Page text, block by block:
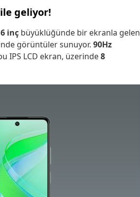
geliyor!
inç büyüklüğünde bir ekranla gelen
görüntüler sunuyor. 90Hz
IPS LCD ekran, üzerinde8